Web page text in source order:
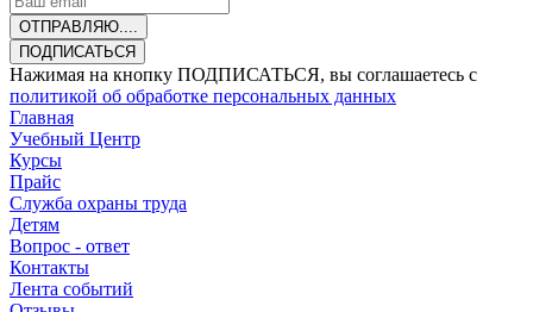
ОТПРАВЛЯЮ....
ПОДПИСАТЬСЯ
Нажимая на кнопку ПОДПИСАТЬСЯ, вы соглашаетесь с
политикой об обработке персональных данных
Главная
Учебный Центр
Курсы
Прайс
Служба охраны труда
Детям
Вопрос - ответ
Контакты
Лента событий